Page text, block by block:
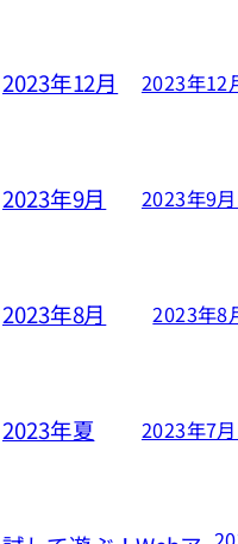
2023年12月 2023年12
2023年9月 2023年9
2023年8月 2023年8
2023年夏 2023年7